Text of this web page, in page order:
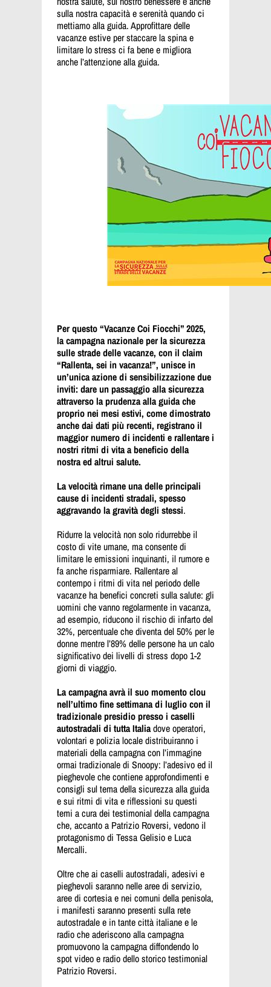
sulla nostra capacità e serenità quando ci
mettiamo alla guida. Approfittare delle
vacanze estive per staccare la spina e
limitare lo stress ci fa bene e migliora
anche l’attenzione alla guida.
Per questo “Vacanze Coi Fiocchi” 2025,
la campagna nazionale per la sicurezza
sulle strade delle vacanze, con il claim
“Rallenta, sei in vacanza!”, unisce in
un’unica azione di sensibilizzazione due
inviti: dare un passaggio alla sicurezza
attraverso la prudenza alla guida che
proprio nei mesi estivi, come dimostrato
anche dai dati più recenti, registrano il
maggior numero di incidenti e rallentare i
nostri ritmi di vita a beneficio della
nostra ed altrui salute.
La velocità rimane una delle principali
cause di incidenti stradali, spesso
aggravando la gravità degli stessi.
Ridurre la velocità non solo ridurrebbe il
costo di vite umane, ma consente di
limitare le emissioni inquinanti, il rumore e
fa anche risparmiare. Rallentare al
contempo i ritmi di vita nel periodo delle
vacanze ha benefici concreti sulla salute: gli
uomini che vanno regolarmente in vacanza,
ad esempio, riducono il rischio di infarto del
32%, percentuale che diventa del 50% per le
donne mentre l’89% delle persone ha un calo
significativo dei livelli di stress dopo 1-2
giorni di viaggio.
La campagna avrà il suo momento clou
nell’ultimo fine settimana di luglio con il
tradizionale presidio presso i caselli
autostradali di tutta Italiadove operatori,
volontari e polizia locale distribuiranno i
materiali della campagna con l’immagine
ormai tradizionale di Snoopy: l’adesivo ed il
pieghevole che contiene approfondimenti e
consigli sul tema della sicurezza alla guida
e sui ritmi di vita e riflessioni su questi
temi a cura dei testimonial della campagna
che, accanto a Patrizio Roversi, vedono il
protagonismo di Tessa Gelisio e Luca
Mercalli.
Oltre che ai caselli autostradali, adesivi e
pieghevoli saranno nelle aree di servizio,
aree di cortesia e nei comuni della penisola,
i manifesti saranno presenti sulla rete
autostradale e in tante città italiane e le
radio che aderiscono alla campagna
promuovono la campagna diffondendo lo
spot video e radio dello storico testimonial
Patrizio Roversi.